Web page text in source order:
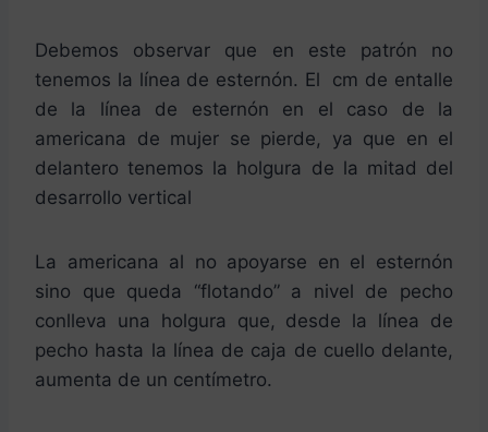
Debemos observar que en este patrón no
tenemos la línea de esternón. El cm de entalle
de la línea de esternón en el caso de la
americana de mujer se pierde, ya que en el
delantero tenemos la holgura de la mitad del
desarrollo vertical
La americana al no apoyarse en el esternón
sino que queda “flotando” a nivel de pecho
conlleva una holgura que, desde la línea de
pecho hasta la línea de caja de cuello delante,
aumenta de un centímetro.